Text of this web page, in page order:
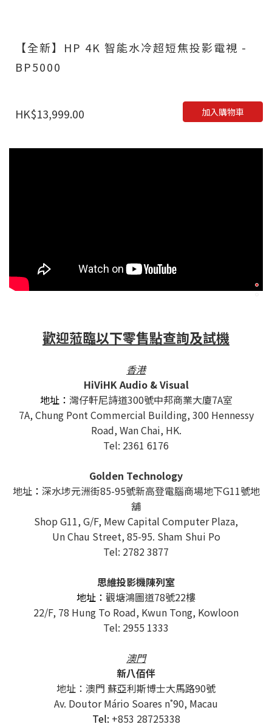
【全新】HP 4K 智能水冷超短焦投影電視 -
BP5000
HK$13,999.00 加入購物車
歡迎蒞臨以下零售點查詢及試機
香港
HiViHK Audio & Visual
地址： 灣仔軒尼詩道300號中邦商業大廈7A室
7A, Chung Pont Commercial Building, 300 Hennessy
Road, Wan Chai, HK.
Tel: 2361 6176
Golden Technology
地址： 深水埗元洲街85-95號新高登電腦商場地下G11號地
舖
Shop G11, G/F, Mew Capital Computer Plaza,
Un Chau Street, 85-95. Sham Shui Po
Tel: 2782 3877
思維投影機陳列室
地址： 觀塘鴻圖道78號22樓
22/F, 78 Hung To Road, Kwun Tong, Kowloon
Tel: 2955 1333
澳門
新八佰伴
地址：澳門 蘇亞利斯博士大馬路90號
Av. Doutor Mário Soares n˚90, Macau
Tel: +853 28725338